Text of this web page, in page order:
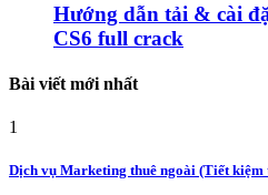
Hướng dẫn tải & cài
CS6 full crack
Bài viết mới nhất
1
Dịch vụ Marketing thuê ngoài (Tiết kiệm